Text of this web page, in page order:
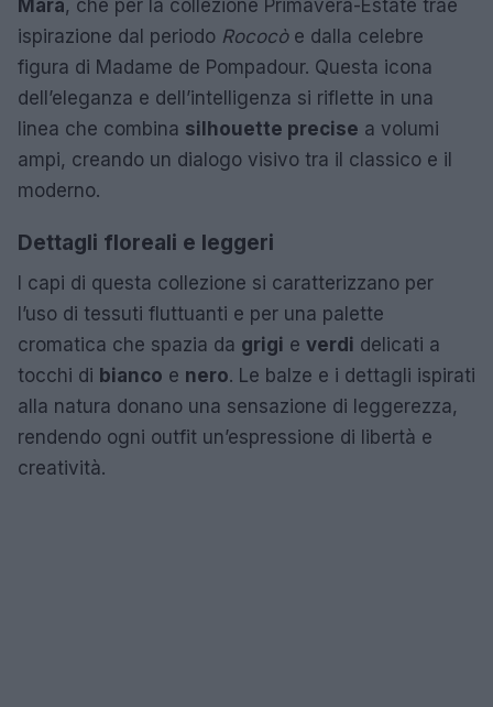
Mara, che per la collezione Primavera-Estate trae
ispirazione dal periodo Rococòe dalla celebre
figura di Madame de Pompadour. Questa icona
dell’eleganza e dell’intelligenza si riflette in una
linea che combina silhouette precise a volumi
ampi, creando un dialogo visivo tra il classico e il
moderno.
Dettagli floreali e leggeri
I capi di questa collezione si caratterizzano per
l’uso di tessuti fluttuanti e per una palette
cromatica che spazia da grigi e verdi delicati a
tocchi di bianco e nero. Le balze e i dettagli ispirati
alla natura donano una sensazione di leggerezza,
rendendo ogni outfit un’espressione di libertà e
creatività.